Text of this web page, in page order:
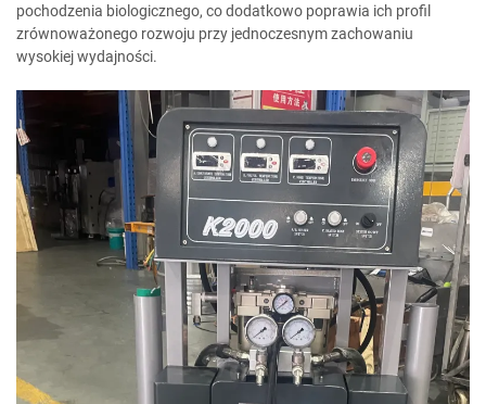
pochodzenia biologicznego, co dodatkowo poprawia ich profil
zrównoważonego rozwoju przy jednoczesnym zachowaniu
wysokiej wydajności.